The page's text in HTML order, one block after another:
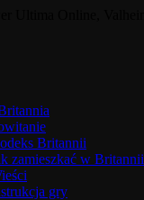
Britannii
zamieszkać w Britannii
gry